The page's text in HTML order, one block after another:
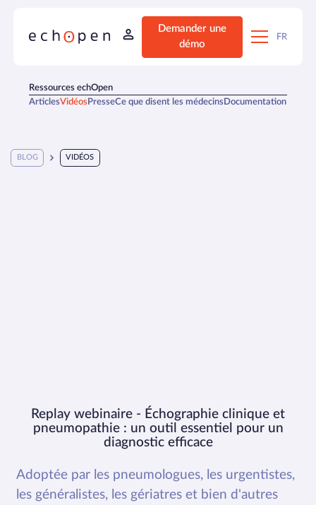
Demander une
démo
FR
Ressources echOpen
ArticlesVidéosPresseCe que disent les médecins Documentation
BLOG VIDÉOS
Replay webinaire - Échographie clinique et
pneumopathie : un outil essentiel pour un
diagnostic efficace
Adoptée par les pneumologues, les urgentistes,
les généralistes, les gériatres et bien d'autres